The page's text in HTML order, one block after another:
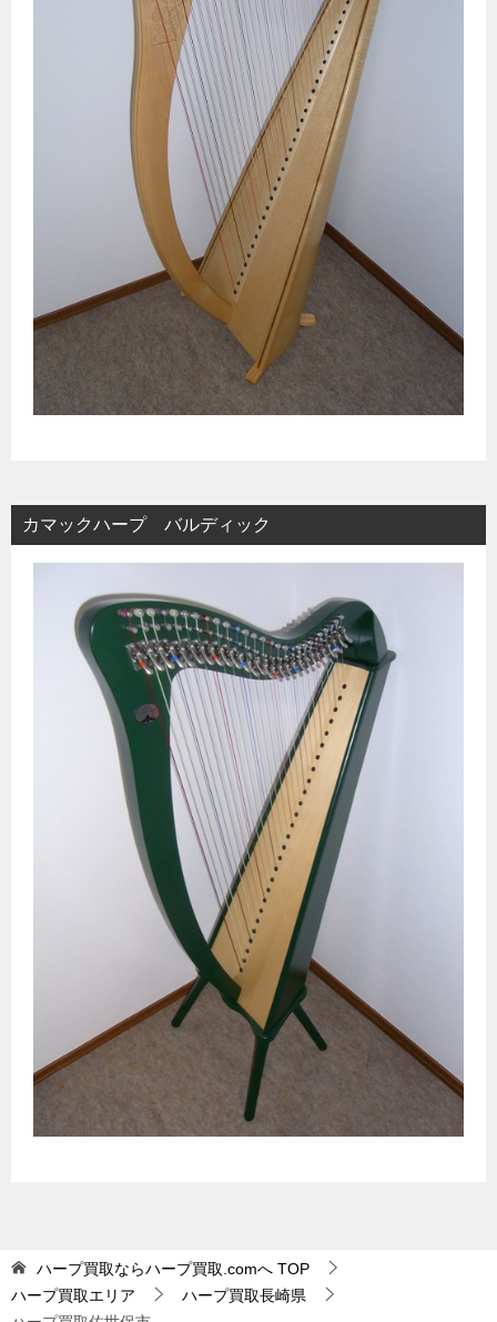
カマックハープ バルディック
ハープ買取ならハープ買取.comへ TOP
ハープ買取エリア
ハープ買取長崎県